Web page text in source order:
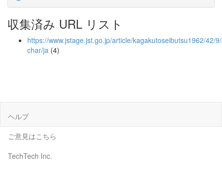
収集済み URL リスト
https://www.jstage.jst.go.jp/article/kagakutoseibutsu1962/42/
char/ja (4)
ヘルプ
ご意見はこちら
TechTech Inc.